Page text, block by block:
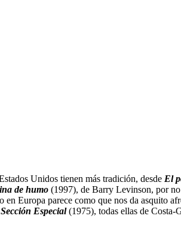
Unidos tienen más tradición, desde El
de humo (1997), de Barry Levinson, por
Europa parece como que nos da asquito
Sección Especial(1975), todas ellas de Costa-